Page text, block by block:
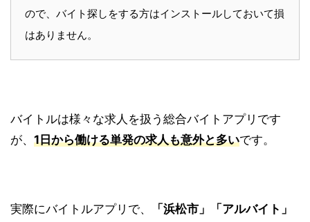
ので、バイト探しをする方はインストールしておいて損
はありません。
バイトルは様々な求人を扱う総合バイトアプリです
が、 1日から働ける単発の求人も意外と多いです。
実際にバイトルアプリで、 「浜松市」
「アルバイト」